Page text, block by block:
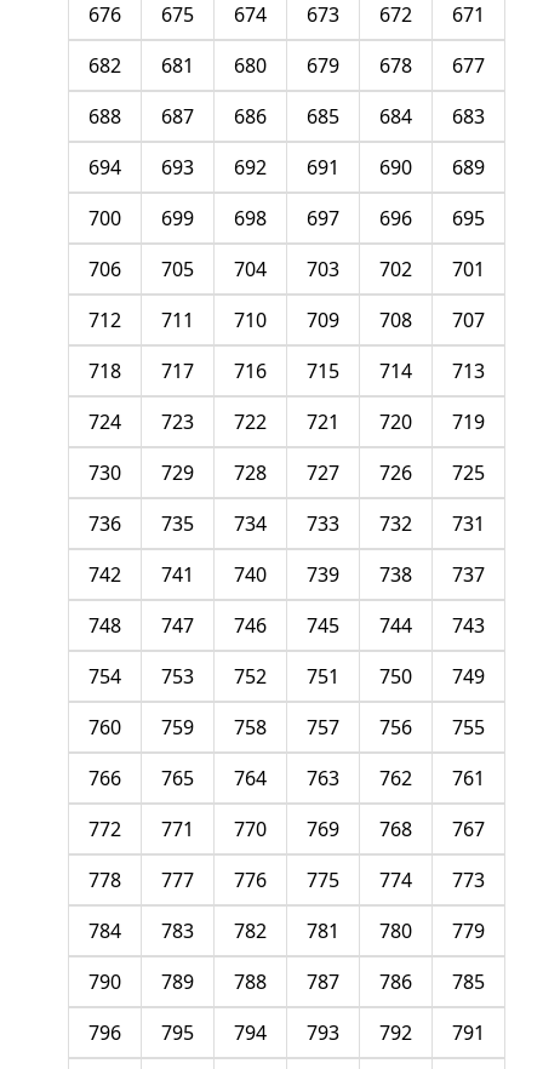
671
672
673
674
675
676
677
678
679
680
681
682
683
684
685
686
687
688
689
690
691
692
693
694
695
696
697
698
699
700
701
702
703
704
705
706
707
708
709
710
711
712
713
714
715
716
717
718
719
720
721
722
723
724
725
726
727
728
729
730
731
732
733
734
735
736
737
738
739
740
741
742
743
744
745
746
747
748
749
750
751
752
753
754
755
756
757
758
759
760
761
762
763
764
765
766
767
768
769
770
771
772
773
774
775
776
777
778
779
780
781
782
783
784
785
786
787
788
789
790
791
792
793
794
795
796